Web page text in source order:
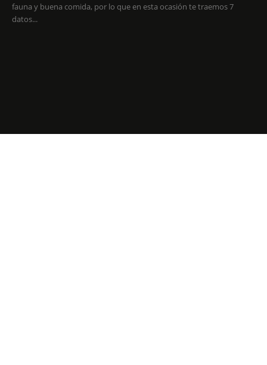
fauna y buena comida, por lo que en esta ocasión te traemos 7
datos...